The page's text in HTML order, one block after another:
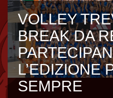
VOLLEY
BREAK DA
L’EDIZIONE
SEMPRE